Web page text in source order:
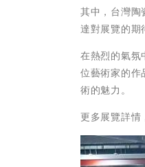
其中，台灣陶
達對展覽的期
在熱烈的氣氛
位藝術家的作
術的魅力。
更多展覽詳